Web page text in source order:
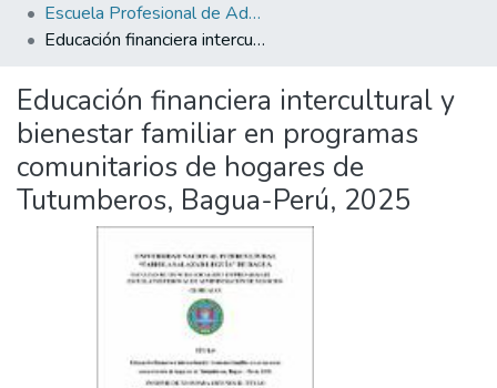
Escuela Profesional de Administración de Negocios Globales
Educación financiera intercultural y bienestar familiar en programas comunitarios de hogares de Tutumberos, Bagua-Perú, 2025
Educación financiera intercultural y
bienestar familiar en programas
comunitarios de hogares de
Tutumberos, Bagua-Perú, 2025